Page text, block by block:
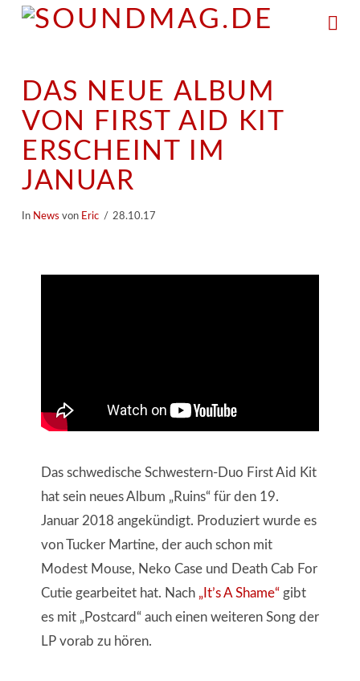
DAS NEUE ALBUM
VON FIRST AID KIT
ERSCHEINT IM
JANUAR
In News von Eric 28.10.17
Das schwedische Schwestern-Duo First Aid Kit
hat sein neues Album „Ruins“ für den 19.
Januar 2018 angekündigt. Produziert wurde es
von Tucker Martine, der auch schon mit
Modest Mouse, Neko Case und Death Cab For
Cutie gearbeitet hat. Nach „It’s A Shame“ gibt
es mit „Postcard“ auch einen weiteren Song der
LP vorab zu hören.